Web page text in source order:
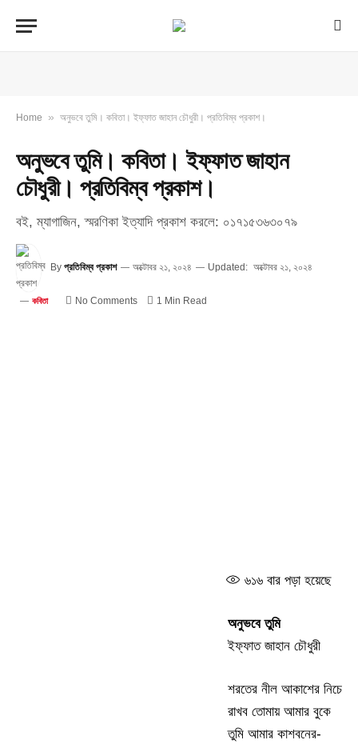
Home » অনুভবে তুমি। কবিতা। ইফ্ফাত জাহান চৌধুরী। প্রতিবিম্ব প্রকাশ।
অনুভবে তুমি। কবিতা। ইফ্ফাত জাহান
চৌধুরী। প্রতিবিম্ব প্রকাশ।
বই, ম্যাগাজিন, স্মরণিকা ইত্যাদি প্রকাশ করলে: ০১৭১৫৩৬৩০৭৯
By প্রতিবিম্ব প্রকাশ অক্টোবর ২১, ২০২৪ Updated: অক্টোবর ২১, ২০২৪
কবিতা No Comments 1 Min Read
৬১৬ বার পড়া হয়েছে
অনুভবে তুমি
ইফ্ফাত জাহান চৌধুরী
শরতের নীল আকাশের নিচে
রাখব তোমায় আমার বুকে
তুমি আমার কাশবনের-